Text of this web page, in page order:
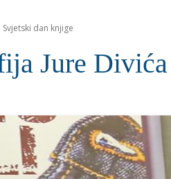
dan knjige
Jure